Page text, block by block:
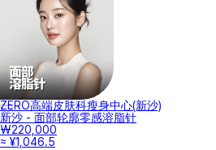
ZERO高端皮肤科瘦身中心(新沙)
新沙 - 面部轮廓零感溶脂针
₩220,000
≈ ¥1,046.5